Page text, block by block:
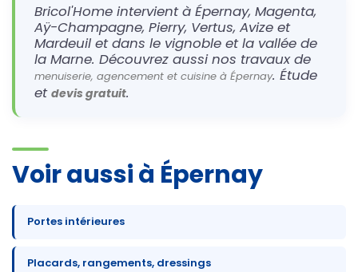
Bricol'Home intervient à Épernay, Magenta,
Aÿ-Champagne, Pierry, Vertus, Avize et
Mardeuil et dans le vignoble et la vallée de
la Marne. Découvrez aussi nos travaux de
menuiserie, agencement et cuisine à Épernay. Étude
et devis gratuit.
Voir aussi à Épernay
Portes intérieures
Placards, rangements, dressings